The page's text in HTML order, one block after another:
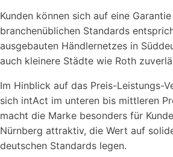
Kunden können sich auf eine
branchenüblichen Standards
ausgebauten Händlernetzes in
auch kleinere Städte wie Roth
Im Hinblick auf das Preis-Leistungs-
sich intAct im unteren bis mittleren
macht die Marke besonders für
Nürnberg attraktiv, die Wert auf
deutschen Standards legen.